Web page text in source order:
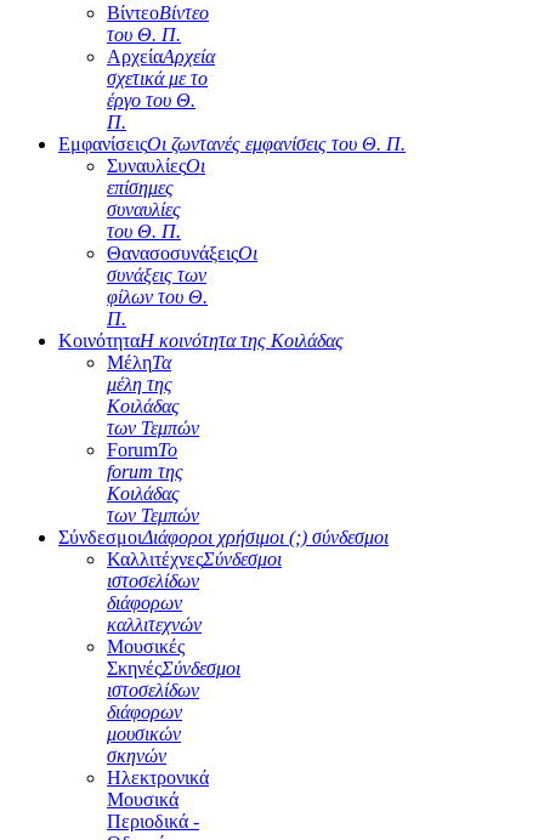
ΒίντεοΒίντεο
του Θ. Π.
ΑρχείαΑρχεία
σχετικά με το
έργο του Θ.
Π.
ΕμφανίσειςΟι ζωντανές εμφανίσεις του Θ. Π.
ΣυναυλίεςΟι
επίσημες
συναυλίες
του Θ. Π.
ΘανασοσυνάξειςΟι
συνάξεις των
φίλων του Θ.
Π.
ΚοινότηταΗ κοινότητα της Κοιλάδας
ΜέληΤα
μέλη της
Κοιλάδας
των Τεμπών
ForumΤο
forum της
Κοιλάδας
των Τεμπών
ΣύνδεσμοιΔιάφοροι χρήσιμοι (;) σύνδεσμοι
ΚαλλιτέχνεςΣύνδεσμοι
ιστοσελίδων
διάφορων
καλλιτεχνών
Μουσικές
ΣκηνέςΣύνδεσμοι
ιστοσελίδων
διάφορων
μουσικών
σκηνών
Ηλεκτρονικά
Μουσικά
Περιοδικά -